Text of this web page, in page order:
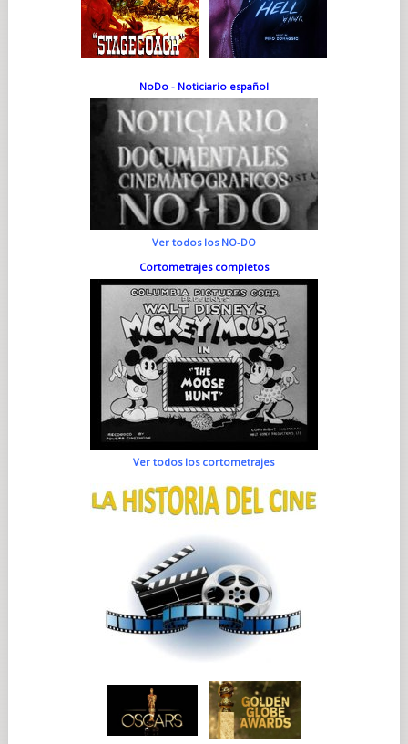
NoDo - Noticiario español
Ver todos los NO-DO
Cortometrajes completos
Ver todos los cortometrajes